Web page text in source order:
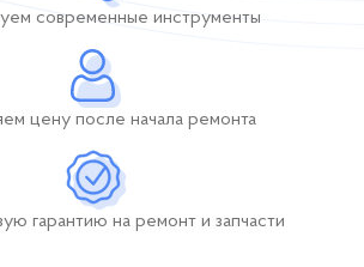
современные инструменты
цену после начала ремонта
гарантию на ремонт и запчасти